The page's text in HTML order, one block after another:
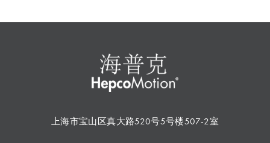
上海市宝山区真大路520号5号楼507-2室